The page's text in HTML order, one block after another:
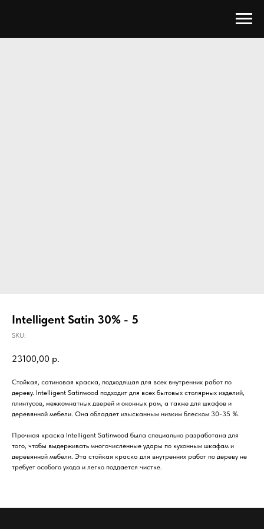
Intelligent Satin 30% - 5
SKU:
23100,00 р.
Стойкая, сатиновая краска, подходящая для всех внутренних работ по
дереву. Intelligent Satinwood подходит для всех бытовых столярных изделий,
плинтусов, межкомнатных дверей и оконных рам, а также для шкафов и
деревянной мебели. Она обладает изысканным низким блеском 30-35 %.
Прочная краска Intelligent Satinwood была специально разработана для
того, чтобы выдерживать многочисленные удары по кухонным шкафам и
деревянной мебели. Эта стойкая краска для внутренних работ по дереву не
требует особого ухода и легко поддается чистке.